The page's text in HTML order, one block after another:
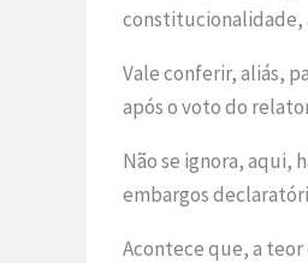
constitucionalidade,
Vale conferir, aliás,
após o voto do
Não se ignora, aqui,
embargos
Acontece que, a